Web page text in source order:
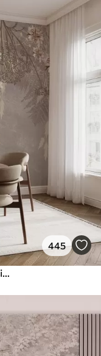
445